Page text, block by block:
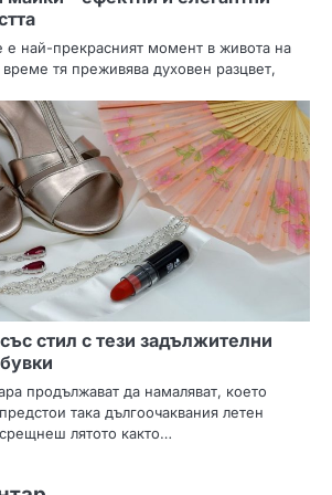
е най-прекрасният момент в живота на
тя преживява духовен разцвет,
стил с тези задължителни
продължават да намаляват, което
така дългоочаквания летен
лятото както…